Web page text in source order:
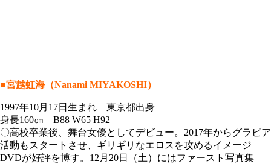
■宮越虹海（Nanami MIYAKOSHI）
1997年10月17日生まれ 東京都出身
身長160㎝ B88 W65 H92
〇高校卒業後、舞台女優としてデビュー。2017年からグラビア
活動もスタートさせ、ギリギリなエロスを攻めるイメージ
DVDが好評を博す。12月20日（土）にはファースト写真集